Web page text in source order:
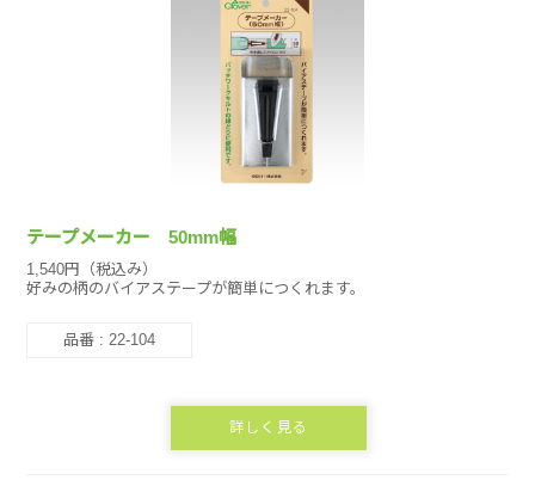
テープメーカー 50mm幅
1,540円（税込み）
好みの柄のバイアステープが簡単につくれます。
品番 : 22-104
詳しく見る